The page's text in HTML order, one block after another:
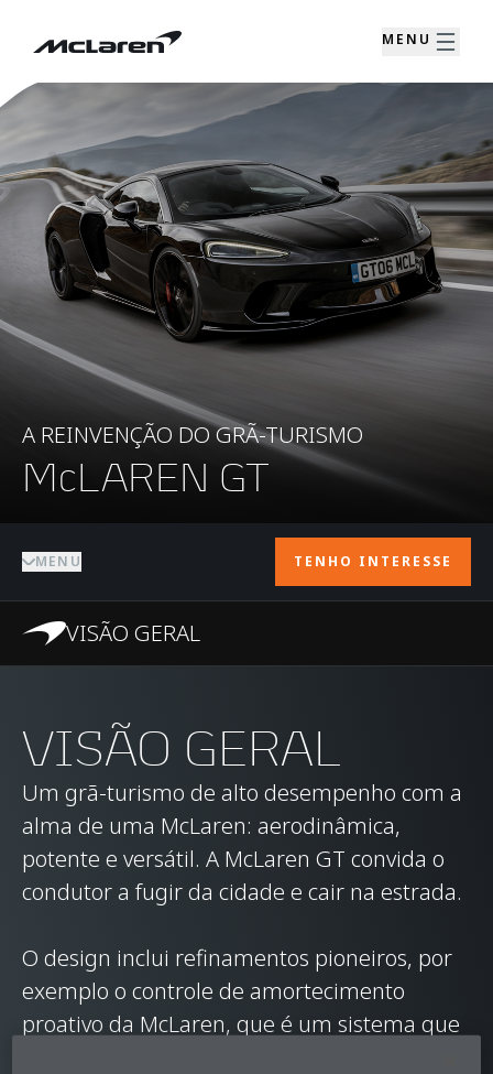
MENU
A REINVENÇÃO DO GRÃ-TURISMO
McLAREN GT
MENU TENHO INTERESSE
VISÃO GERAL
VISÃO GERAL
Um grã-turismo de alto desempenho com a
alma de uma McLaren: aerodinâmica,
potente e versátil. A McLaren GT convida o
condutor a fugir da cidade e cair na estrada.
O design inclui refinamentos pioneiros, por
exemplo o controle de amortecimento
proativo da McLaren, que é um sistema que